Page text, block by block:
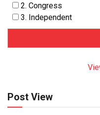
2. Congress
3. Independent
Post View